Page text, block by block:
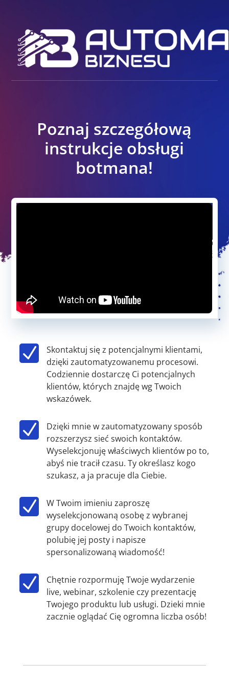
Poznaj szczegółową
instrukcje obsługi
botmana!
N
Skontaktuj się z potencjalnymi klientami,
dzięki zautomatyzowanemu procesowi.
Codziennie dostarczę Ci potencjalnych
klientów, których znajdę wg Twoich
wskazówek.
N
Dzięki mnie w zautomatyzowany sposób
rozszerzysz sieć swoich kontaktów.
Wyselekcjonuję właściwych klientów po to,
abyś nie tracił czasu. Ty określasz kogo
szukasz, a ja pracuje dla Ciebie.
N
W Twoim imieniu zaproszę
wyselekcjonowaną osobę z wybranej
grupy docelowej do Twoich kontaktów,
polubię jej posty i napisze
spersonalizowaną wiadomość!
N
Chętnie rozpormuję Twoje wydarzenie
live, webinar, szkolenie czy prezentację
Twojego produktu lub usługi. Dzieki mnie
zacznie oglądać Cię ogromna liczba osób!